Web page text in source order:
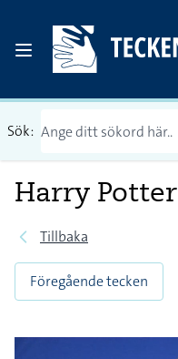
Sök:
Harry Potter
Tillbaka
Föregående tecken